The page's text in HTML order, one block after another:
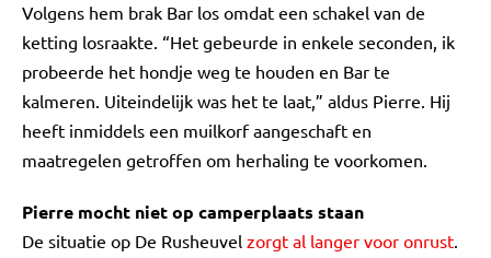
Volgens hem brak Bar los omdat een schakel van de
ketting losraakte. “Het gebeurde in enkele seconden, ik
probeerde het hondje weg te houden en Bar te
kalmeren. Uiteindelijk was het te laat,” aldus Pierre. Hij
heeft inmiddels een muilkorf aangeschaft en
maatregelen getroffen om herhaling te voorkomen.
Pierre mocht niet op camperplaats staan
De situatie op De Rusheuvel zorgt al langer voor onrust.